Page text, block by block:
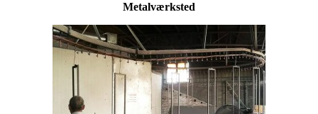
Metalværksted